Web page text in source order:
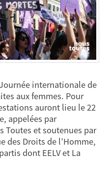
internationale de
aux femmes. Pour
auront lieu le 22
appelées par
Toutes et soutenues par
des Droits de l’Homme,
dont EELV et La